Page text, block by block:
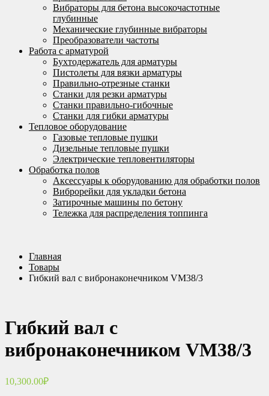
Вибраторы для бетона высокочастотные
глубинные
Механические глубинные вибраторы
Преобразователи частоты
Работа с арматурой
Бухтодержатель для арматуры
Пистолеты для вязки арматуры
Правильно-отрезные станки
Станки для резки арматуры
Станки правильно-гибочные
Станки для гибки арматуры
Тепловое оборудование
Газовые тепловые пушки
Дизельные тепловые пушки
Электрические тепловентиляторы
Обработка полов
Аксессуары к оборудованию для обработки полов
Виброрейки для укладки бетона
Затирочные машины по бетону
Тележка для распределения топпинга
Главная
Товары
Гибкий вал с вибронаконечником VM38/3
Гибкий вал с
вибронаконечником VM38/3
10,300.00₽